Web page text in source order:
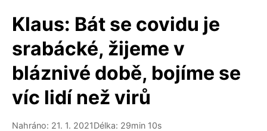
Klaus: Bát se covidu je
srabácké, žijeme v
bláznivé době, bojíme se
víc lidí než virů
Nahráno: 21. 1. 2021Délka: 29min 10s